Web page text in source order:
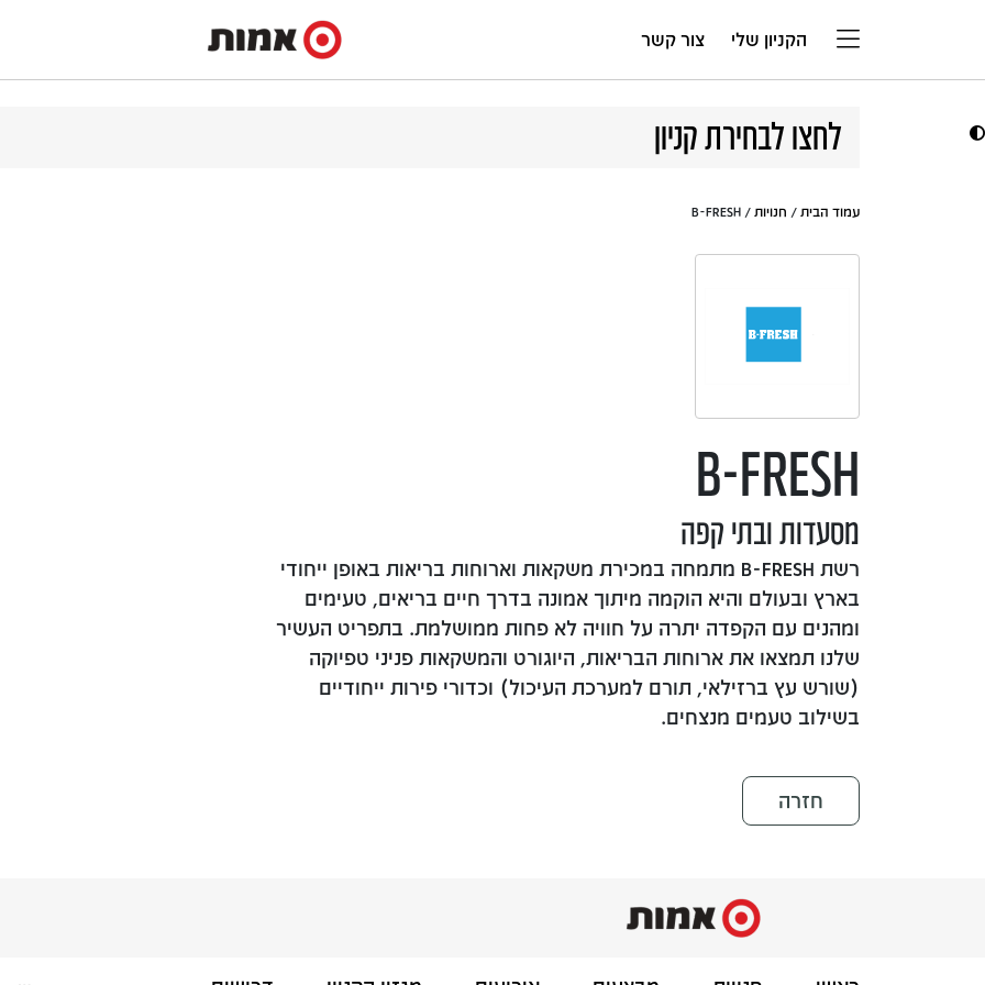
הקניון שלי צור קשר
לחצו לבחירת קניון
עמוד הבית / חנויות / B-FRESH
B-FRESH
מסעדות ובתי קפה
רשת B-FRESH מתמחה במכירת משקאות וארוחות בריאות באופן ייחודי
בארץ ובעולם והיא הוקמה מיתוך אמונה בדרך חיים בריאים, טעימים
ומהנים עם הקפדה יתרה על חוויה לא פחות ממושלמת. בתפריט העשיר
שלנו תמצאו את ארוחות הבריאות, היוגורט והמשקאות פניני טפיוקה
(שורש עץ ברזילאי, תורם למערכת העיכול) וכדורי פירות ייחודיים
בשילוב טעמים מנצחים.
חזרה